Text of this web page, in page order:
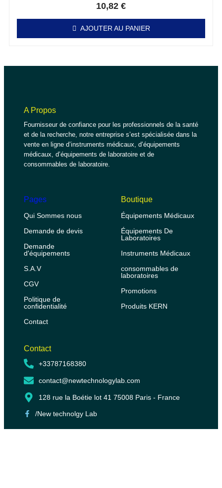
10,82 €
AJOUTER AU PANIER
A Propos
Fournisseur de confiance pour les professionnels de la santé
et de la recherche, notre entreprise s’est spécialisée dans la
vente en ligne d’instruments médicaux, d’équipements
médicaux, d’équipements de laboratoire et de
consommables de laboratoire.
Pages
Qui Sommes nous
Demande de devis
Demande
d'équipements
S.A.V
CGV
Politique de
confidentialité
Contact
Boutique
Équipements Médicaux
Équipements De
Laboratoires
Instruments Médicaux
consommables de
laboratoires
Promotions
Produits KERN
Contact
+33787168380
contact@newtechnologylab.com
128 rue la Boétie lot 41 75008 Paris - France
/New technolgy Lab